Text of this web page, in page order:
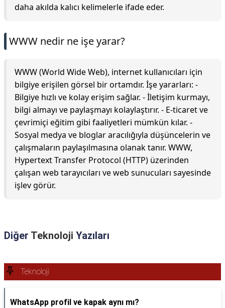
daha akılda kalıcı kelimelerle ifade eder.
WWW nedir ne işe yarar?
WWW (World Wide Web), internet kullanıcıları için
bilgiye erişilen görsel bir ortamdır. İşe yararları: -
Bilgiye hızlı ve kolay erişim sağlar. - İletişim kurmayı,
bilgi almayı ve paylaşmayı kolaylaştırır. - E-ticaret ve
çevrimiçi eğitim gibi faaliyetleri mümkün kılar. -
Sosyal medya ve bloglar aracılığıyla düşüncelerin ve
çalışmaların paylaşılmasına olanak tanır. WWW,
Hypertext Transfer Protocol (HTTP) üzerinden
çalışan web tarayıcıları ve web sunucuları sayesinde
işlev görür.
Diğer Teknoloji Yazıları
Teknoloji
WhatsApp profil ve kapak aynı mı?